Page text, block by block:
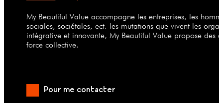
My Beautiful Value accompagne les entreprises, les
sociales, sociétales, ect. les mutations que vivent les
intégrative et innovante, My Beautiful Value propose des
force collective.
Pour me contacter